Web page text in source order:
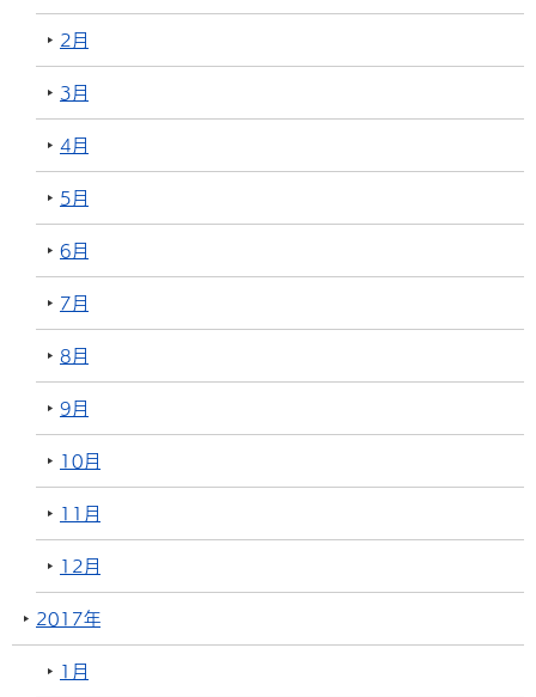
2月
3月
4月
5月
6月
7月
8月
9月
10月
11月
12月
2017年
1月